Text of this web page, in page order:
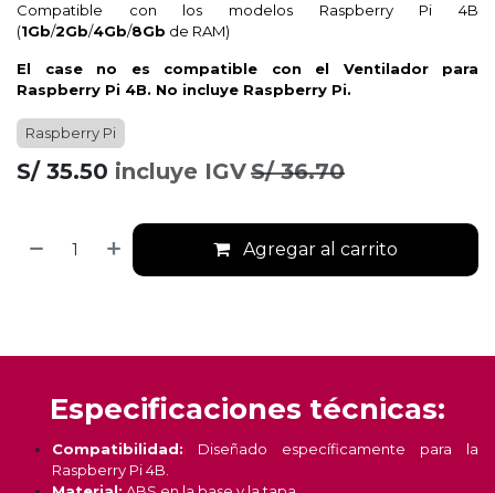
Compatible con los modelos Raspberry Pi 4B
(1Gb/2Gb/4Gb/8Gb de RAM)
El case no es compatible con el Ventilador para
Raspberry Pi 4B. No incluye Raspberry Pi.
Raspberry Pi
S/ 35.50 incluye IGVS/36.70
Agregar al carrito
Especificaciones técnicas:
Compatibilidad: Diseñado específicamente para la
Raspberry Pi 4B.